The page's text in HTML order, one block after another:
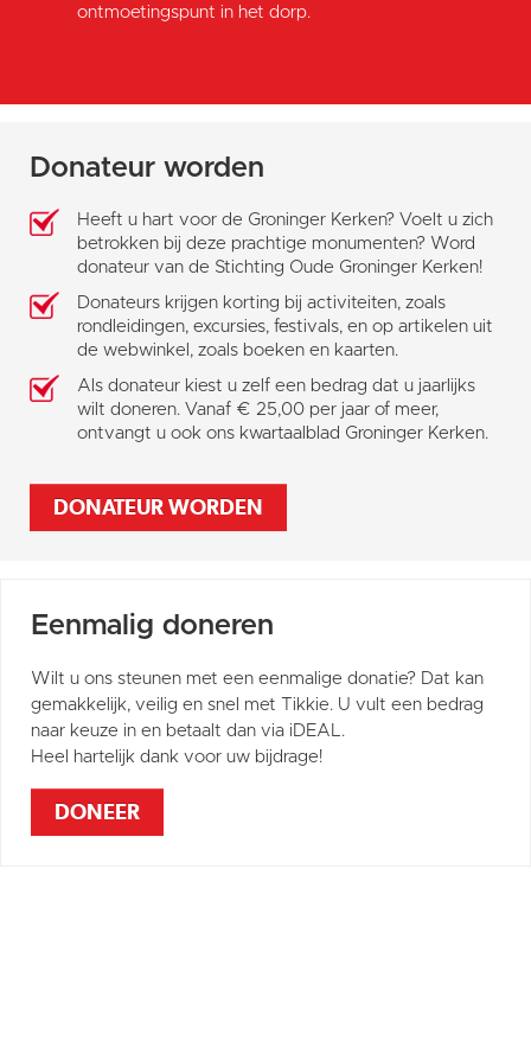
ontmoetingspunt in het dorp.
Donateur worden
Heeft u hart voor de Groninger Kerken? Voelt u zich
betrokken bij deze prachtige monumenten? Word
donateur van de Stichting Oude Groninger Kerken!
Donateurs krijgen korting bij activiteiten, zoals
rondleidingen, excursies, festivals, en op artikelen uit
de webwinkel, zoals boeken en kaarten.
Als donateur kiest u zelf een bedrag dat u jaarlijks
wilt doneren. Vanaf € 25,00 per jaar of meer,
ontvangt u ook ons kwartaalblad Groninger Kerken.
DONATEUR WORDEN
Eenmalig doneren
Wilt u ons steunen met een eenmalige donatie? Dat kan
gemakkelijk, veilig en snel met Tikkie. U vult een bedrag
naar keuze in en betaalt dan via iDEAL.
Heel hartelijk dank voor uw bijdrage!
DONEER